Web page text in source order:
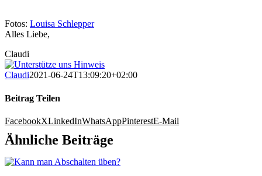
Fotos: Louisa Schlepper
Alles Liebe,
Claudi
Claudi2021-06-24T13:09:20+02:00
Beitrag Teilen
FacebookXLinkedInWhatsAppPinterestE-Mail
Ähnliche Beiträge